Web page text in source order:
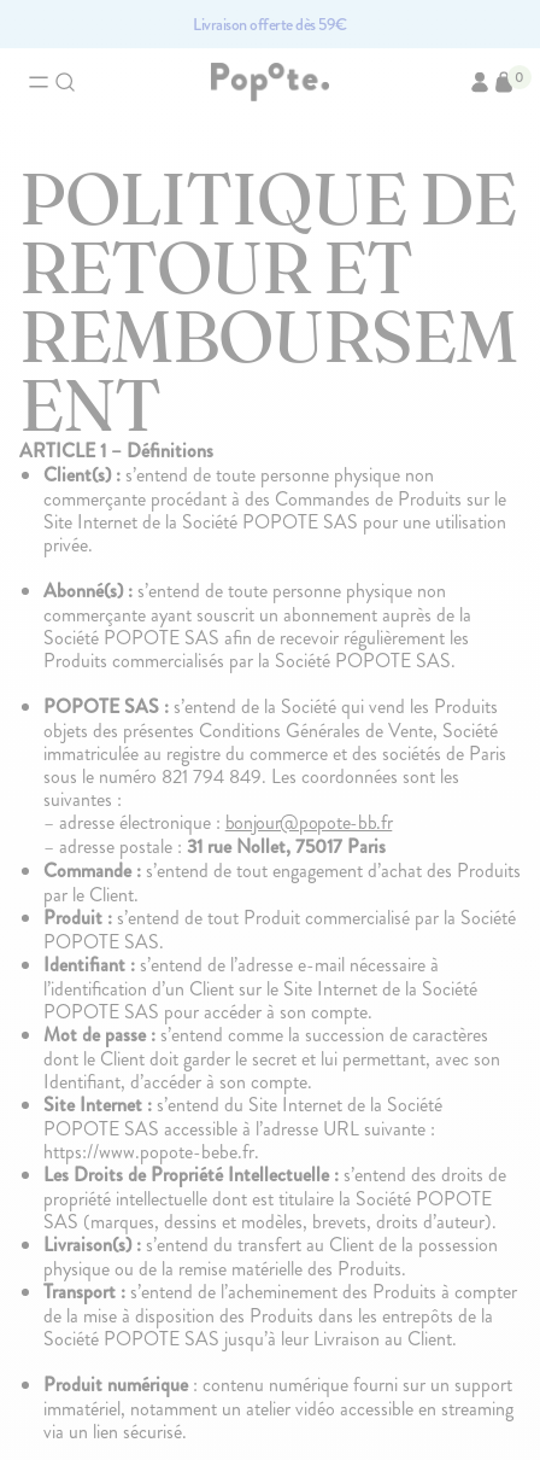
Livraison offerte dès 59€
Brassés bio pour bébé
Compotes bio pour bébé
Accessoires pour bébé
Fruits bio pour bébé
Légumes pour bébé bio
Les produits du moment
avis 100g
Le Brassé Nature
1,90€
+10 +5
11 avis 10 produits
Les lactés pack découverte
17,90€
4.7 75 avis 100g
Le Brassé Vanille
2,10€
+10 +5
ÉPUISÉ
4.8 avis
Le Brassé Chèvre Nature
2,30€
100g
Le Porridge
2,10€
+10 +5
Le Brassé Coco Banane
2,10€
+10 +5
0
Ajouté au panier
POLITIQUE DE
RETOUR ET
REMBOURSEM
ENT
ARTICLE 1 – Définitions
Client(s) : s’entend de toute personne physique non
commerçante procédant à des Commandes de Produits sur le
Site Internet de la Société POPOTE SAS pour une utilisation
privée.
Abonné(s) : s’entend de toute personne physique non
commerçante ayant souscrit un abonnement auprès de la
Société POPOTE SAS afin de recevoir régulièrement les
Produits commercialisés par la Société POPOTE SAS.
POPOTE SAS : s’entend de la Société qui vend les Produits
objets des présentes Conditions Générales de Vente, Société
immatriculée au registre du commerce et des sociétés de Paris
sous le numéro 821 794 849. Les coordonnées sont les
suivantes :
– adresse électronique : bonjour@popote-bb.fr
– adresse postale : 31 rue Nollet, 75017 Paris
Commande : s’entend de tout engagement d’achat des Produits
par le Client.
Produit : s’entend de tout Produit commercialisé par la Société
POPOTE SAS.
Identifiant : s’entend de l’adresse e-mail nécessaire à
l’identification d’un Client sur le Site Internet de la Société
POPOTE SAS pour accéder à son compte.
Mot de passe : s’entend comme la succession de caractères
dont le Client doit garder le secret et lui permettant, avec son
Identifiant, d’accéder à son compte.
Site Internet : s’entend du Site Internet de la Société
POPOTE SAS accessible à l’adresse URL suivante :
https://www.popote-bebe.fr.
Les Droits de Propriété Intellectuelle : s’entend des droits de
propriété intellectuelle dont est titulaire la Société POPOTE
SAS (marques, dessins et modèles, brevets, droits d’auteur).
Livraison(s) : s’entend du transfert au Client de la possession
physique ou de la remise matérielle des Produits.
Transport : s’entend de l’acheminement des Produits à compter
de la mise à disposition des Produits dans les entrepôts de la
Société POPOTE SAS jusqu’à leur Livraison au Client.
Produit numérique : contenu numérique fourni sur un support
immatériel, notamment un atelier vidéo accessible en streaming
via un lien sécurisé.